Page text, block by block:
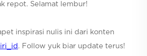
repot. Selamat lembur!
inspirasi nulis ini dari konten
. Follow yuk biar update terus!